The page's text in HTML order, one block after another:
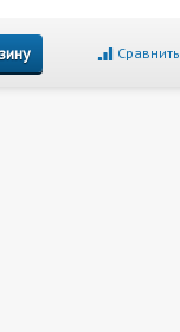
Сравнить